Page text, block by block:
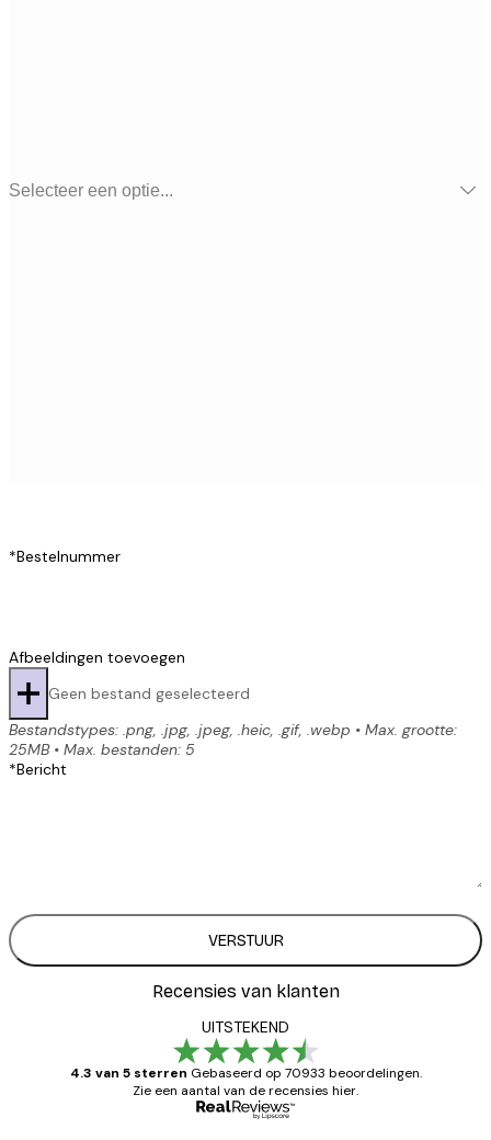
Selecteer een optie...
*Bestelnummer
Afbeeldingen toevoegen
Geen bestand geselecteerd
Bestandstypes: .png, .jpg, .jpeg, .heic, .gif, .webp • Max. grootte:
25MB • Max. bestanden: 5
*Bericht
VERSTUUR
Recensies van klanten
UITSTEKEND
4.3 van 5 sterren Gebaseerd op 70933 beoordelingen.
Zie een aantal van de recensies hier.